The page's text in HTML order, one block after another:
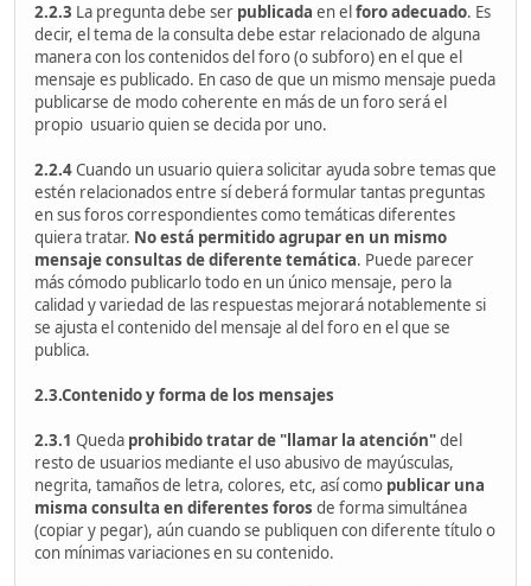
2.2.3 La pregunta debe ser publicada en el foro adecuado. Es
decir, el tema de la consulta debe estar relacionado de alguna
manera con los contenidos del foro (o subforo) en el que el
mensaje es publicado. En caso de que un mismo mensaje pueda
publicarse de modo coherente en más de un foro será el
propio usuario quien se decida por uno.
2.2.4Cuando un usuario quiera solicitar ayuda sobre temas que
estén relacionados entre sí deberá formular tantas preguntas
en sus foros correspondientes como temáticas diferentes
quiera tratar. No está permitido agrupar en un mismo
mensaje consultas de diferente temática. Puede parecer
más cómodo publicarlo todo en un único mensaje, pero la
calidad y variedad de las respuestas mejorará notablemente si
se ajusta el contenido del mensaje al del foro en el que se
publica.
2.3.Contenido y forma de los mensajes
2.3.1 Queda prohibido tratar de "llamar la atención"del
resto de usuarios mediante el uso abusivo de mayúsculas,
negrita, tamaños de letra, colores, etc, así como publicar una
misma consulta en diferentes foros de forma simultánea
(copiar y pegar), aún cuando se publiquen con diferente título o
con mínimas variaciones en su contenido.